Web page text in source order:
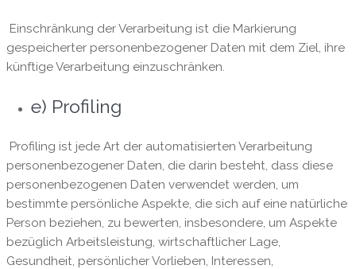
Einschränkung der Verarbeitung ist die Markierung
gespeicherter personenbezogener Daten mit dem Ziel, ihre
künftige Verarbeitung einzuschränken.
e) Profiling
Profiling ist jede Art der automatisierten Verarbeitung
personenbezogener Daten, die darin besteht, dass diese
personenbezogenen Daten verwendet werden, um
bestimmte persönliche Aspekte, die sich auf eine natürliche
Person beziehen, zu bewerten, insbesondere, um Aspekte
bezüglich Arbeitsleistung, wirtschaftlicher Lage,
Gesundheit, persönlicher Vorlieben, Interessen,